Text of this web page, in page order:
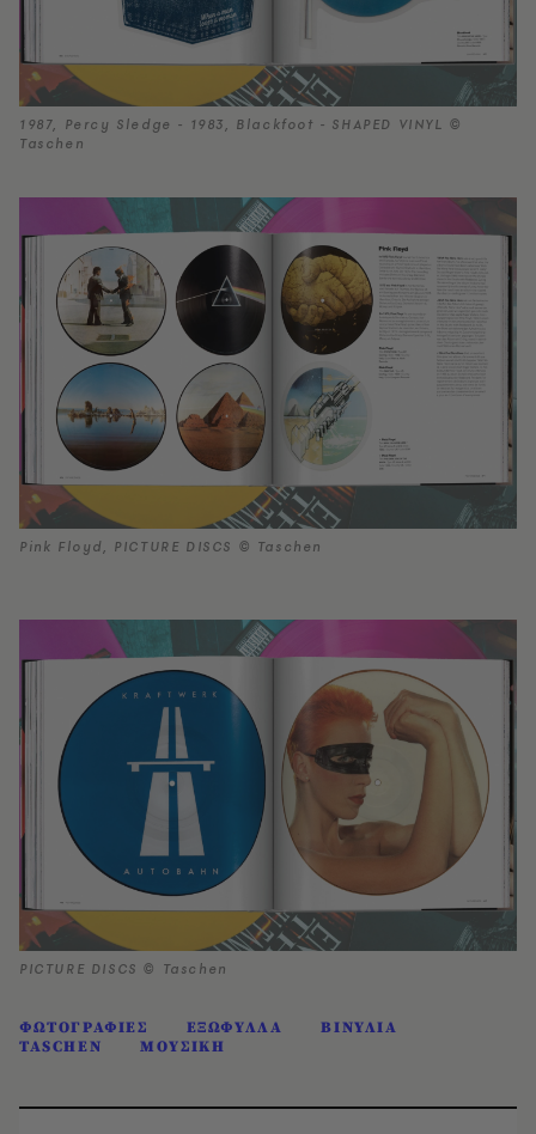
1987, Percy Sledge - 1983, Blackfoot - SHAPED VINYL ©
Taschen
Pink Floyd, PICTURE DISCS © Taschen
PICTURE DISCS © Taschen
ΦΩΤΟΓΡΑΦΙΕΣ ΕΞΩΦΥΛΛΑ
ΒΙΝΥΛΙΑ
TASCHEN
ΜΟΥΣΙΚΗ